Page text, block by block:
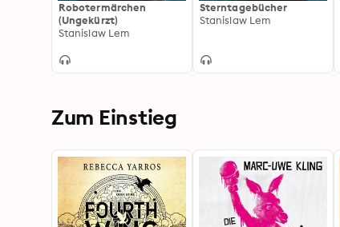
Robotermärchen
(Ungekürzt)
Stanislaw Lem
Sterntagebücher
Stanislaw Lem
Zum Einstieg